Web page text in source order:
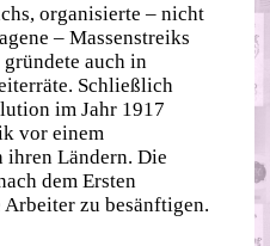
organisierte – nicht
– Massenstreiks
auch in
Schließlich
im Jahr 1917
vor einem
ihren Ländern. Die
dem Ersten
zu besänftigen.